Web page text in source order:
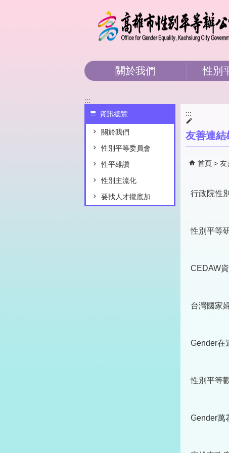
關於我們 性別
:::
資訊總覽
關於我們
性別平等委員會
性平雄讚
性別主流化
要找人才攏底加
:::
友善連結
首頁 友
行政院性
性別平等
CEDAW
台灣國家
Gender
性別平等
Gender